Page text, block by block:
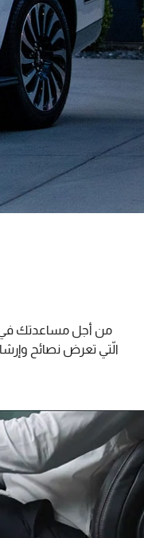
من أجل مساعدتك في
الّتي تعرض نصائح